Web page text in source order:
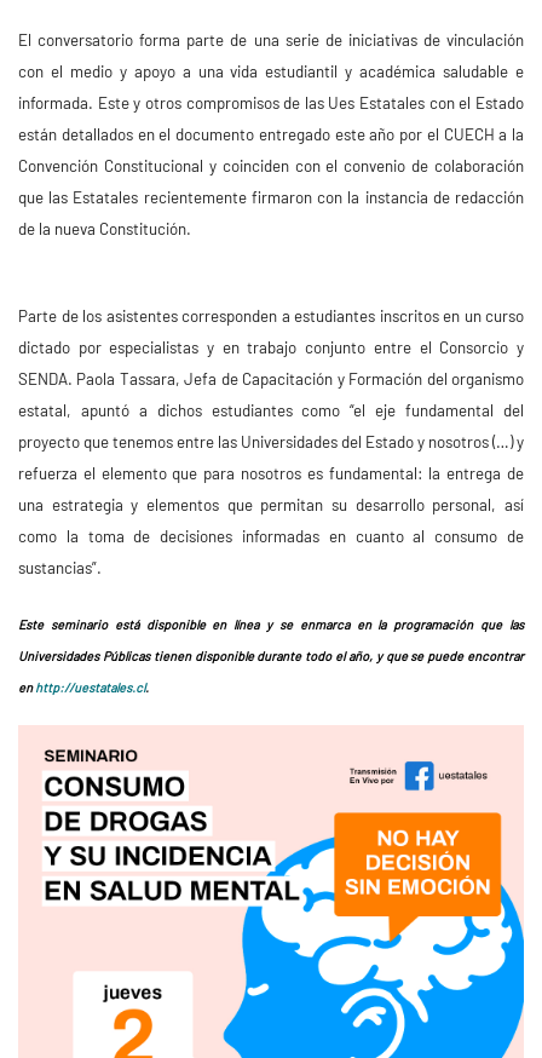
El conversatorio forma parte de una serie de iniciativas de vinculación
con el medio y apoyo a una vida estudiantil y académica saludable e
informada. Este y otros compromisos de las Ues Estatales con el Estado
están detallados en el documento entregado este año por el CUECH a la
Convención Constitucional y coinciden con el convenio de colaboración
que las Estatales recientemente firmaron con la instancia de redacción
de la nueva Constitución.
Parte de los asistentes corresponden a estudiantes inscritos en un curso
dictado por especialistas y en trabajo conjunto entre el Consorcio y
SENDA. Paola Tassara, Jefa de Capacitación y Formación del organismo
estatal, apuntó a dichos estudiantes como “el eje fundamental del
proyecto que tenemos entre las Universidades del Estado y nosotros (…) y
refuerza el elemento que para nosotros es fundamental: la entrega de
una estrategia y elementos que permitan su desarrollo personal, así
como la toma de decisiones informadas en cuanto al consumo de
sustancias”.
Este seminario está disponible en línea y se enmarca en la programación que las
Universidades Públicas tienen disponible durante todo el año, y que se puede encontrar
enhttp://uestatales.cl.